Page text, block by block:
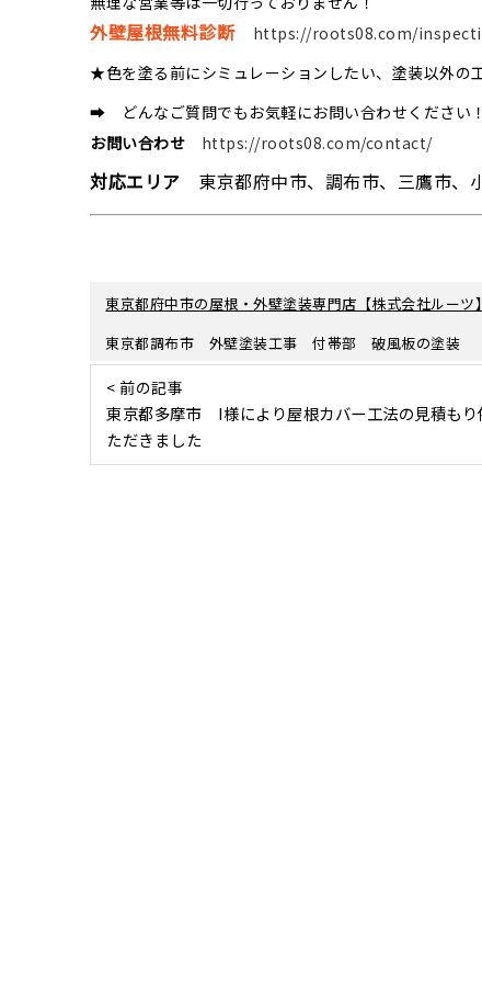
外壁屋根無料診断
https://roots08.com/
★色を塗る前にシミュレーションしたい、塗装以外
➡ どんなご質問でもお気軽にお問い合わせください！
お問い合わせ
https://roots08.com/contact/
対応エリア 東京都府中市、調布市、三鷹市、
東京都府中市の屋根・外壁塗装専門店【株式会社ルーツ】
東京都調布市 外壁塗装工事 付帯部 破風板の塗装
< 前の記事
東京都多摩市 I様により屋根カバー工法の見積もり
ただきました